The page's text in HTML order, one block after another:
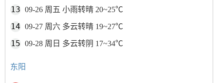
09-26 周五 小雨转晴 20~25℃
09-27 周六 多云转晴 19~27℃
09-28 周日 多云转阴 17~34℃
东阳